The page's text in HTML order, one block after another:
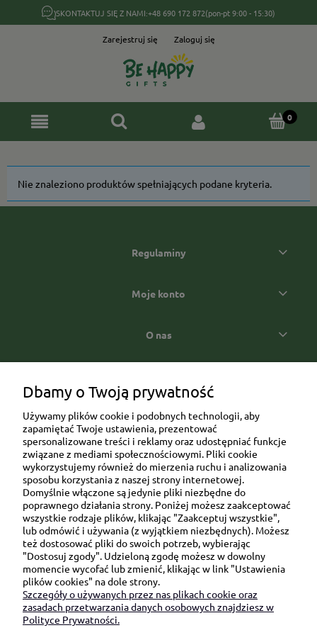
SKONTAKTUJ SIĘ Z NAMI:+48 690 172 872(pon-pt 9:00 - 15:30)
Zarejestruj się Zaloguj się
Nie znaleziono produktów spełniających podane kryteria.
Regulaminy
Moje konto
O nas
Ul. Brukowa 6/8 lok. 57/58
91-341 Łódź
NIP: 6751510615
SKONTAKTUJ SIĘ Z NAMI:
sklep@be-happygifts.com
+48 690 172 872
(pon-pt 9:00 - 15:30)
Dbamy o Twoją prywatność
Używamy plików cookie i podobnych technologii, aby
zapamiętać Twoje ustawienia, prezentować
spersonalizowane treści i reklamy oraz udostępniać funkcje
związane z mediami społecznościowymi. Pliki cookie
wykorzystujemy również do mierzenia ruchu i analizowania
sposobu korzystania z naszej strony internetowej.
Domyślnie włączone są jedynie pliki niezbędne do
poprawnego działania strony. Poniżej możesz zaakceptować
wszystkie rodzaje plików, klikając "Zaakceptuj wszystkie",
lub odmówić i używania (z wyjątkiem niezbędnych). Możesz
też dostosować pliki do swoich potrzeb, wybierając
"Dostosuj zgody". Udzieloną zgodę możesz w dowolny
momencie wycofać lub zmienić, klikając w link "Ustawienia
plików cookies" na dole strony.
Szczegóły o używanych przez nas plikach cookie oraz
zasadach przetwarzania danych osobowych znajdziesz w
Polityce Prywatności.